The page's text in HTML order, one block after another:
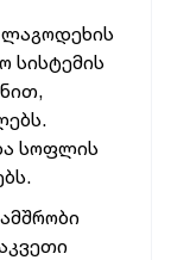
ლაგოდეხის
სისტემის
სოფლის